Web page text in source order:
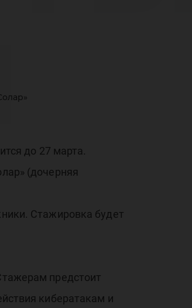
до 27 марта.
(дочерняя
Стажировка будет
предстоит
кибератакам и